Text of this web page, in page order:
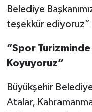
Belediye
teşekkür
“Spor
Koyuyoruz”
Büyükşehir
Atalar,